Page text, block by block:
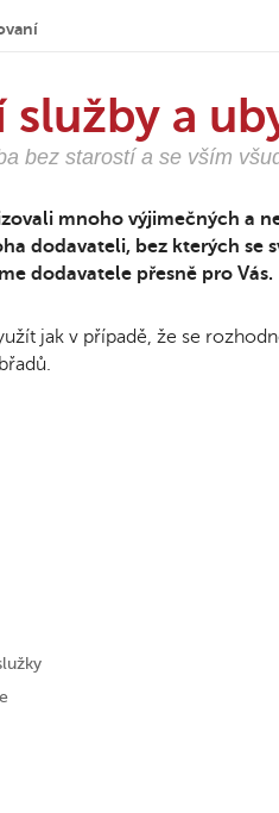
služby a
bez starostí a se vším
mnoho výjimečných a
dodavateli, bez kterých se
dodavatele přesně pro Vás.
jak v případě, že se